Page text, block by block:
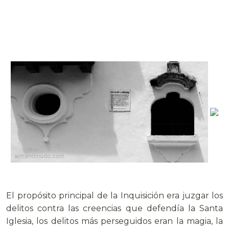
El propósito principal de la Inquisición era juzgar los
delitos contra las creencias que defendía la Santa
Iglesia, los delitos más perseguidos eran la magia, la